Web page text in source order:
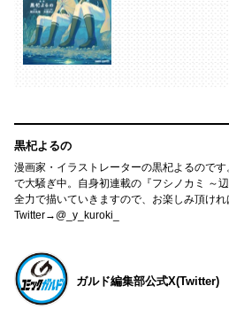
黒杞よるの
漫画家・イラストレーターの黒杞よるので
で大騒ぎ中。自身初連載の『フシノカミ ～
全力で描いていきますので、お楽しみ頂けれ
Twitter→@_y_kuroki_
ガルド編集部公式X(Twitter)